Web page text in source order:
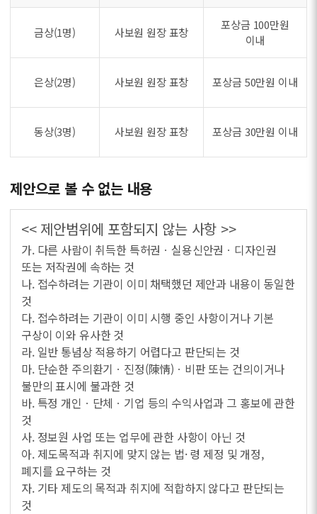
금상(1명) 사보원 원장 표창
포상금 100만원
이내
은상(2명) 사보원 원장 표창 포상금 50만원 이내
동상(3명) 사보원 원장 표창 포상금 30만원 이내
제안으로 볼 수 없는 내용
<< 제안범위에 포함되지 않는 사항 >>
가. 다른 사람이 취득한 특허권ㆍ실용신안권ㆍ디자인권
또는 저작권에 속하는 것
나. 접수하려는 기관이 이미 채택했던 제안과 내용이 동일한
것
다. 접수하려는 기관이 이미 시행 중인 사항이거나 기본
구상이 이와 유사한 것
라. 일반 통념상 적용하기 어렵다고 판단되는 것
마. 단순한 주의환기ㆍ진정(陳情)ㆍ비판 또는 건의이거나
불만의 표시에 불과한 것
바. 특정 개인ㆍ단체ㆍ기업 등의 수익사업과 그 홍보에 관한
것
사. 정보원 사업 또는 업무에 관한 사항이 아닌 것
아. 제도목적과 취지에 맞지 않는 법· 령 제정 및 개정,
폐지를 요구하는 것
자. 기타 제도의 목적과 취지에 적합하지 않다고 판단되는
것